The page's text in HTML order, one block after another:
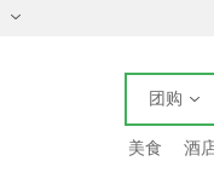
团购
美食 酒